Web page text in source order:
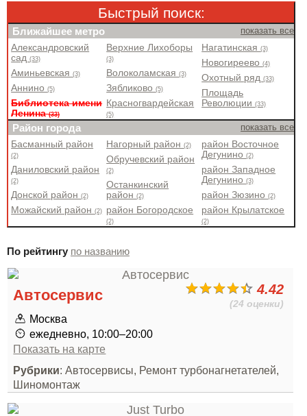
Быстрый поиск:
Ближайшее метро показать все
Александровский
сад(33)
Аминьевская(3)
Аннино(5)
Библиотека имени
Ленина(33)
Верхние Лихоборы
(3)
Волоколамская(3)
Зябликово(5)
Красногвардейская
(5)
Нагатинская(3)
Новогиреево(4)
Охотный ряд(33)
Площадь
Революции(33)
Район города показать все
Басманный район
(2)
Даниловский район
(2)
Донской район(2)
Можайский район(2)
Нагорный район(2)
Обручевский район
(2)
Останкинский
район(2)
район Богородское
(2)
район Восточное
Дегунино(2)
район Западное
Дегунино(3)
район Зюзино(2)
район Крылатское
(2)
По рейтингу по названию
4.42
(24 оценки)
Автосервис
Москва
ежедневно, 10:00–20:00
Показать на карте
Рубрики: Автосервисы, Ремонт турбонагнетателей,
Шиномонтаж